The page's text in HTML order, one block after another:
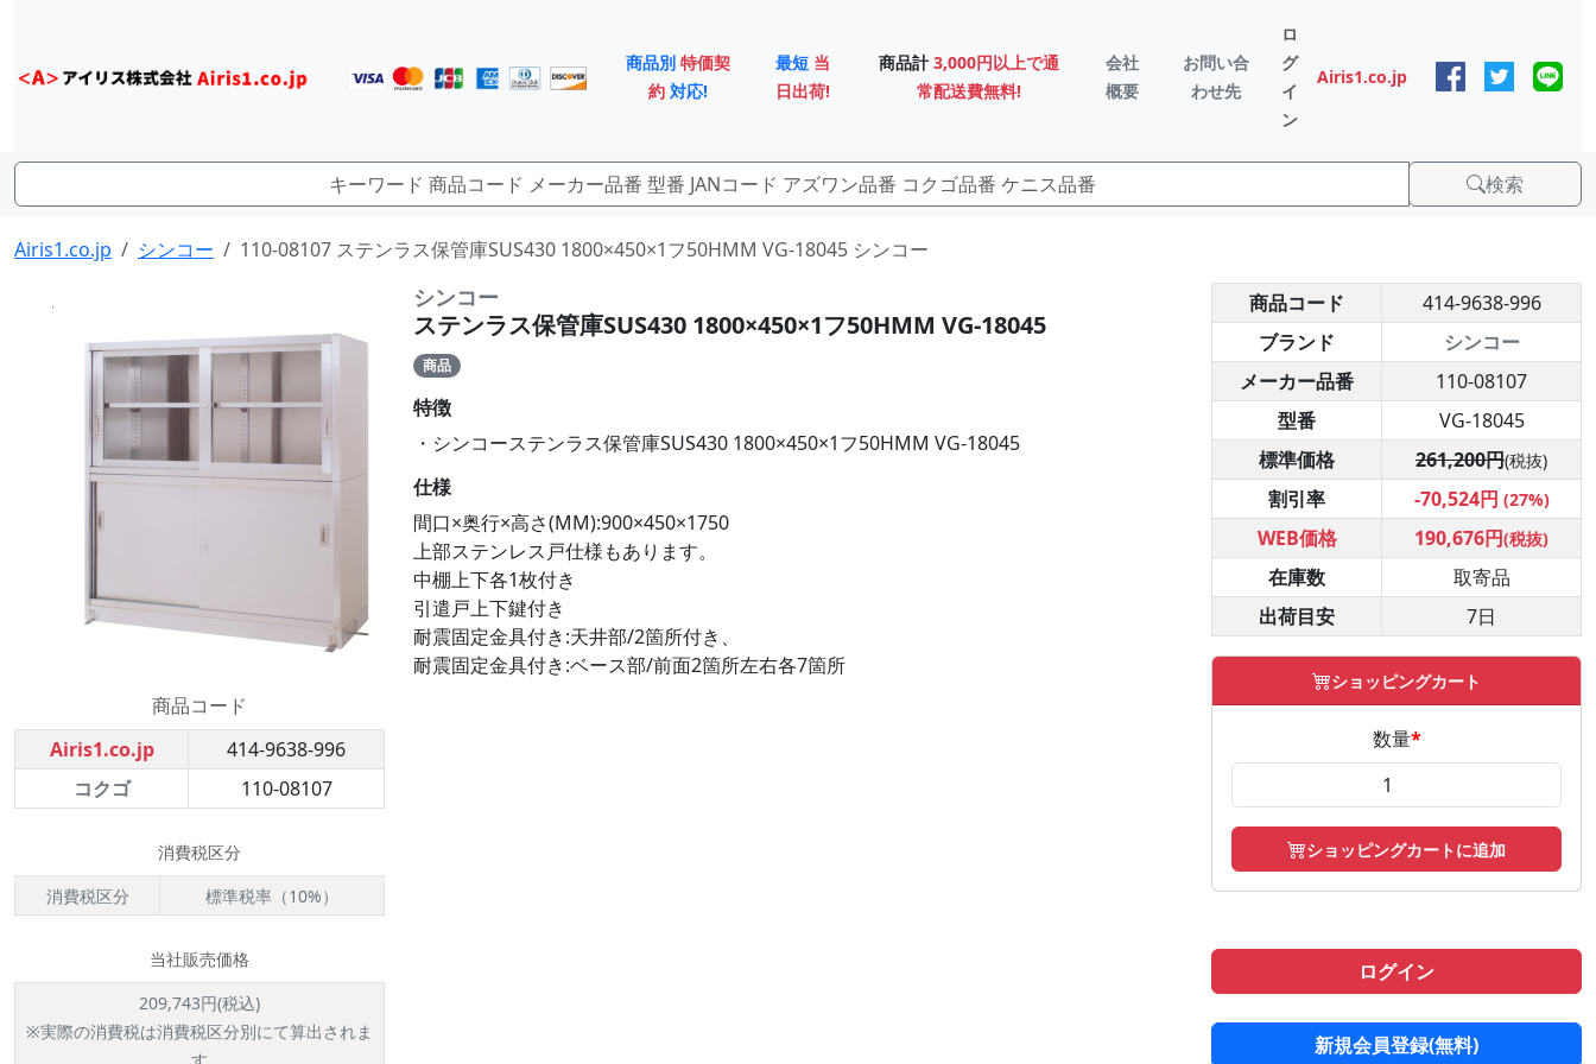
商品別 特価契
約 対応!
最短 当
日出荷!
商品計 3,000円以上で通
常配送費無料!
会社
概要
お問い合
わせ先
ロ
グ
イ
ン
Airis1.co.jp
検索
Airis1.co.jp シンコー 110-08107 ステンラス保管庫SUS430 1800×450×1フ50HMM VG-18045 シンコー
商品コード
Airis1.co.jp
414-9638-996
コクゴ
110-08107
消費税区分
消費税区分
標準税率（10%）
当社販売価格
209,743円(税込)
※実際の消費税は消費税区分別にて算出されま
シンコー
ステンラス保管庫SUS430 1800×450×1フ50HMM VG-18045
商品
特徴
・シンコーステンラス保管庫SUS430 1800×450×1フ50HMM VG-18045
仕様
間口×奥行×高さ(MM):900×450×1750
上部ステンレス戸仕様もあります。
中棚上下各1枚付き
引遣戸上下鍵付き
耐震固定金具付き:天井部/2箇所付き、
耐震固定金具付き:ベース部/前面2箇所左右各7箇所
商品コード
414-9638-996
ブランド
シンコー
メーカー品番
110-08107
型番
VG-18045
標準価格
261,200円(税抜)
割引率 -70,524円 (27%)
WEB価格 190,676円(税抜)
在庫数
取寄品
出荷目安
7日
ショッピングカート
数量*
ショッピングカートに追加
ログイン
新規会員登録(無料)